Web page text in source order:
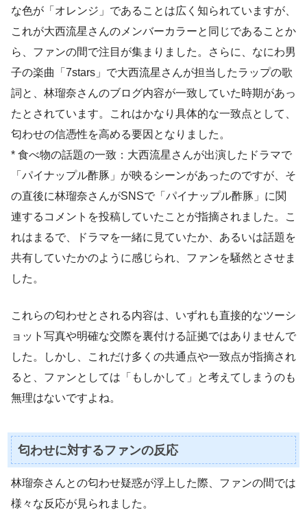
な色が「オレンジ」であることは広く知られていますが、
これが大西流星さんのメンバーカラーと同じであることか
ら、ファンの間で注目が集まりました。さらに、なにわ男
子の楽曲「7stars」で大西流星さんが担当したラップの歌
詞と、林瑠奈さんのブログ内容が一致していた時期があっ
たとされています。これはかなり具体的な一致点として、
匂わせの信憑性を高める要因となりました。
* 食べ物の話題の一致：大西流星さんが出演したドラマで
「パイナップル酢豚」が映るシーンがあったのですが、そ
の直後に林瑠奈さんがSNSで「パイナップル酢豚」に関
連するコメントを投稿していたことが指摘されました。こ
れはまるで、ドラマを一緒に見ていたか、あるいは話題を
共有していたかのように感じられ、ファンを騒然とさせま
した。
これらの匂わせとされる内容は、いずれも直接的なツーシ
ョット写真や明確な交際を裏付ける証拠ではありませんで
した。しかし、これだけ多くの共通点や一致点が指摘され
ると、ファンとしては「もしかして」と考えてしまうのも
無理はないですよね。
匂わせに対するファンの反応
林瑠奈さんとの匂わせ疑惑が浮上した際、ファンの間では
様々な反応が見られました。